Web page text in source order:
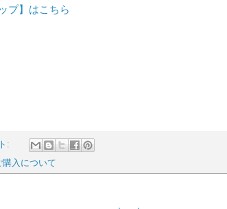
プ】はこちら
:
購入について